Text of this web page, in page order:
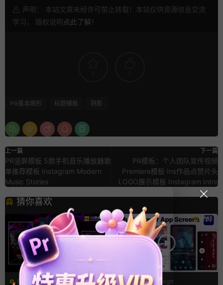
声明： 本站文章未经许可禁止转载！本站仅供资源信息交流
学习， 版权说明点此了解 ！
PR基本图形 标题模板 阴影
上一篇
PR竖屏模板 5款手机音乐播放器歌
单推荐模板 Instagram Modern
Music Stories
下一篇
PR模板：个人团队宣传视频
Premiere模板 Ins作品点赞片头
LOGO展示模板 Instagram Intro
猜你喜欢
PR基本图形mogrt PR基本图形mogrt